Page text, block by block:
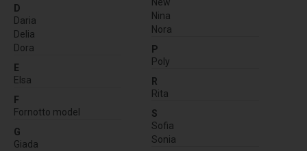
D
Daria
Delia
Dora
E
Elsa
F
Fornotto model
G
Giada
Nina
Nora
P
Poly
R
Rita
S
Sofia
Sonia